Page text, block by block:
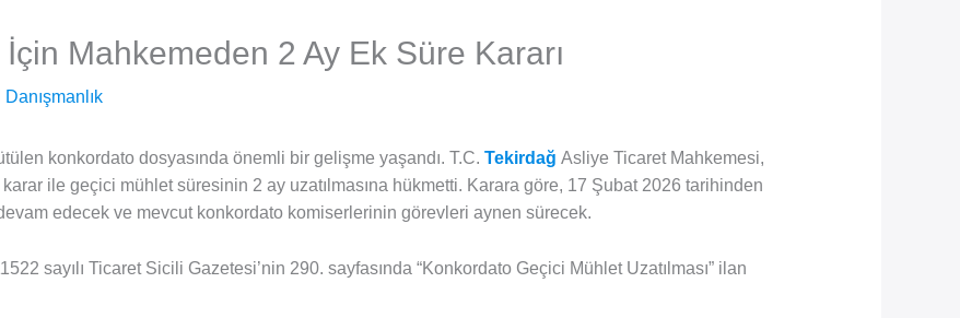
Mahkemeden 2 Ay Ek Süre Kararı
Danışmanlık
konkordato dosyasında önemli bir gelişme yaşandı. T.C. Tekirdağ Asliye Ticaret Mahkemesi,
ile geçici mühlet süresinin 2 ay uzatılmasına hükmetti. Karara göre, 17 Şubat 2026 tarihinden
edecek ve mevcut konkordato komiserlerinin görevleri aynen sürecek.
sayılı Ticaret Sicili Gazetesi’nin 290. sayfasında “Konkordato Geçici Mühlet Uzatılması” ilan